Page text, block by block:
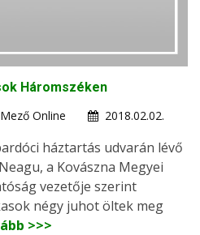
Háromszéken
Online
2018.02.02.
háztartás udvarán lévő
a Kovászna Megyei
vezetője szerint
négy juhot öltek meg
>>>